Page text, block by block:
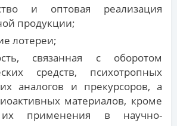
и оптовая реализация
продукции;
лотереи;
связанная с оборотом
средств, психотропных
аналогов и прекурсоров, а
материалов, кроме
их применения в научно-